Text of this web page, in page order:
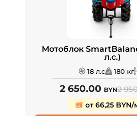
Мотоблок
л.с.)
18 л.с 180 кг
2 650.00 BYN2
от 66,25 BYN/